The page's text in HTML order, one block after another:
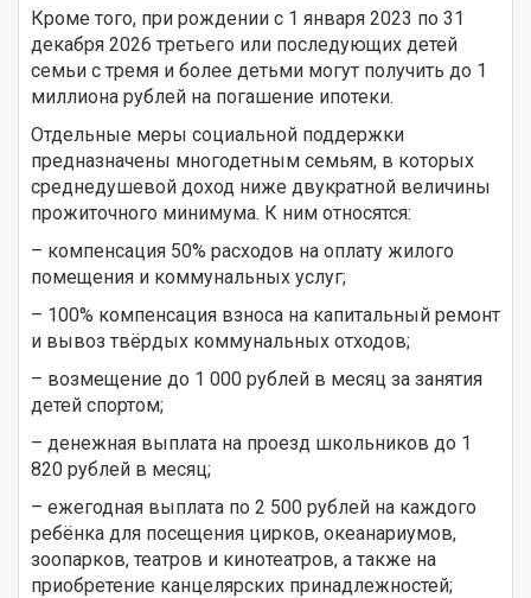
Кроме того, при рождении с 1 января 2023 по 31
декабря 2026 третьего или последующих детей
семьи с тремя и более детьми могут получить до 1
миллиона рублей на погашение ипотеки.
Отдельные меры социальной поддержки
предназначены многодетным семьям, в которых
среднедушевой доход ниже двукратной величины
прожиточного минимума. К ним относятся:
– компенсация 50% расходов на оплату жилого
помещения и коммунальных услуг;
– 100% компенсация взноса на капитальный ремонт
и вывоз твёрдых коммунальных отходов;
– возмещение до 1 000 рублей в месяц за занятия
детей спортом;
– денежная выплата на проезд школьников до 1
820 рублей в месяц;
– ежегодная выплата по 2 500 рублей на каждого
ребёнка для посещения цирков, океанариумов,
зоопарков, театров и кинотеатров, а также на
приобретение канцелярских принадлежностей;